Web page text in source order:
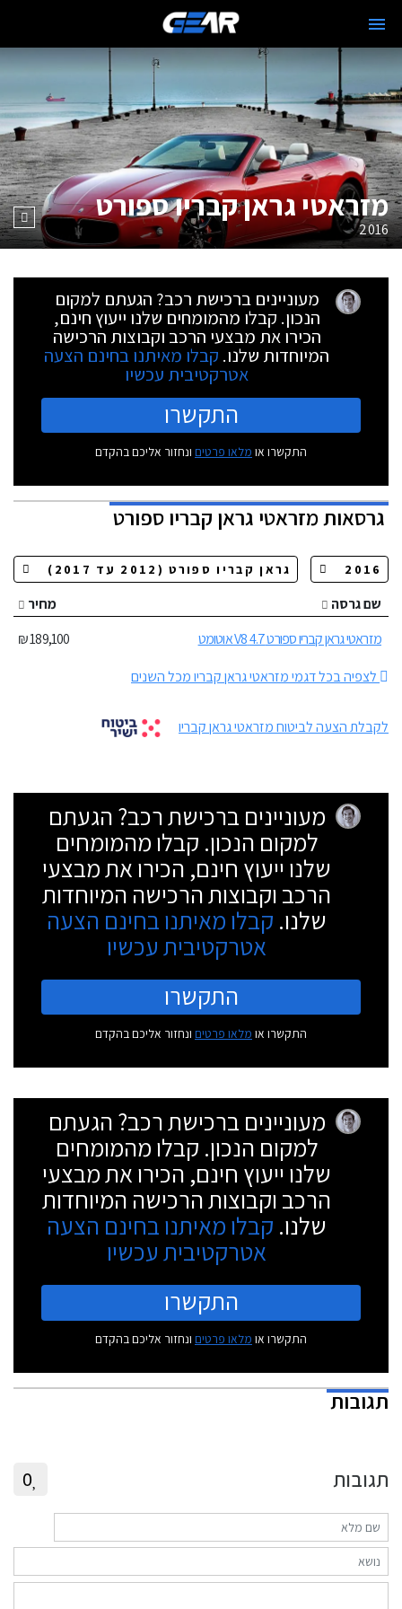
מזראטי גראן קבריו ספורט
2016
מעוניינים ברכישת רכב? הגעתם למקום
הנכון. קבלו מהמומחים שלנו ייעוץ חינם,
הכירו את מבצעי הרכב וקבוצות הרכישה
המיוחדות שלנו. קבלו מאיתנו בחינם הצעה
אטרקטיבית עכשיו
התקשרו
התקשרו או מלאו פרטים ונחזור אליכם בהקדם
גרסאותמזראטי גראן קבריו ספורט
שם גרסה
מחיר
מזראטי גראן קבריו ספורט 4.7 V8 אוטומט
189,100 ₪
לצפיה בכל דגמי מזראטי גראן קבריו מכל השנים
לקבלת הצעה לביטוח מזראטי גראן קבריו
מעוניינים ברכישת רכב? הגעתם
למקום הנכון. קבלו מהמומחים
שלנו ייעוץ חינם, הכירו את מבצעי
הרכב וקבוצות הרכישה המיוחדות
שלנו. קבלו מאיתנו בחינם הצעה
אטרקטיבית עכשיו
התקשרו
התקשרו או מלאו פרטים ונחזור אליכם בהקדם
מעוניינים ברכישת רכב? הגעתם
למקום הנכון. קבלו מהמומחים
שלנו ייעוץ חינם, הכירו את מבצעי
הרכב וקבוצות הרכישה המיוחדות
שלנו. קבלו מאיתנו בחינם הצעה
אטרקטיבית עכשיו
התקשרו
התקשרו או מלאו פרטים ונחזור אליכם בהקדם
תגובות
תגובות 0